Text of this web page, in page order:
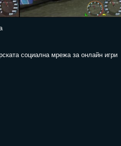
социална мрежа за онлайн игри